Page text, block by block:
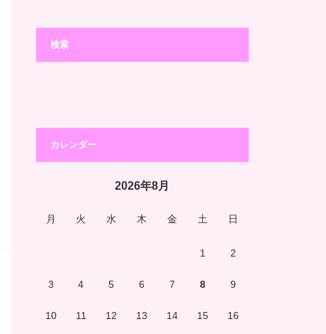
検索
カレンダー
2026年8月
月 火 水 木 金 土 日
1 2
3 4 5 6 7 8 9
10 11 12 13 14 15 16